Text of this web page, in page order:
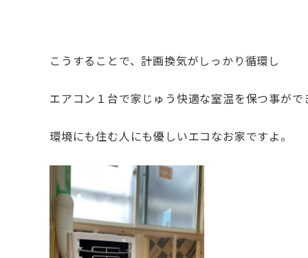
こうすることで、計画換気がしっかり循環し
エアコン１台で家じゅう快適な室温を保つ事がで
環境にも住む人にも優しいエコなお家ですよ。